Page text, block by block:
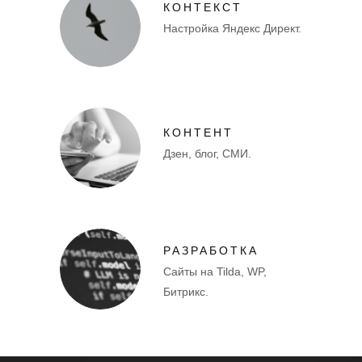
Настройка Яндекс Директ.
Дзен, блог, СМИ.
Сайты на Tilda, WP,
Битрикс.
КОНТЕКСТ
РАЗРАБОТКА
КОНТЕНТ